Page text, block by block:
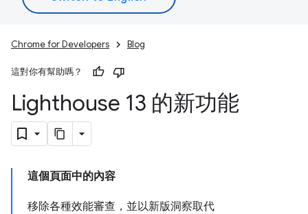
Chrome for Developers Blog
這對你有幫助嗎？
Lighthouse 13 的新功能
這個頁面中的內容
移除各種效能審查，並以新版洞察取代